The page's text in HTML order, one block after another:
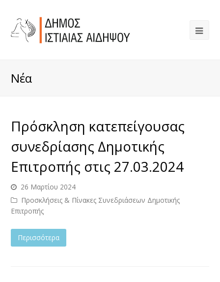
Νέα
Πρόσκληση κατεπείγουσας
συνεδρίασης Δημοτικής
Επιτροπής στις 27.03.2024
26 Μαρτίου 2024
Προσκλήσεις & Πίνακες Συνεδριάσεων Δημοτικής
Επιτροπής
Περισσότερα